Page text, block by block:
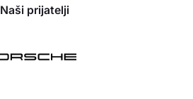
Naši prijatelji